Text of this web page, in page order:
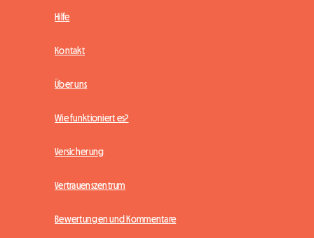
Hilfe
Kontakt
Über uns
Wie funktioniert es?
Versicherung
Vertrauenszentrum
Bewertungen und Kommentare